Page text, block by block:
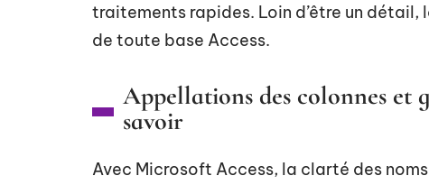
traitements rapides. Loin d’être un
de toute base Access.
Appellations des colonnes et
savoir
Avec Microsoft Access, la clarté des